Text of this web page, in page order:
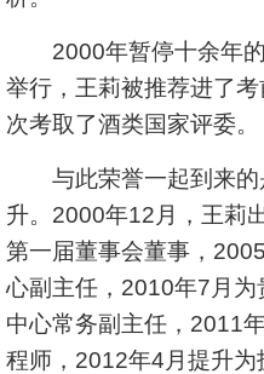
2000年暂停十余年的
举行，王莉被推荐进了
次考取了酒类国家评委。
与此荣誉一起到来的
升。2000年12月，王莉
第一届董事会董事，
心副主任，2010年7月
中心常务副主任，2011
程师，2012年4月提升为